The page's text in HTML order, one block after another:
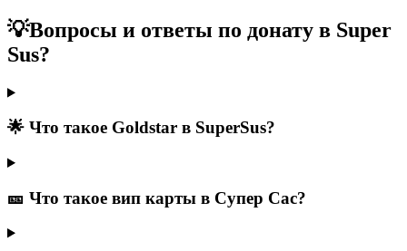
💡Вопросы и ответы по донату в Super
Sus?
🌟 Что такое Goldstar в SuperSus?
🎫 Что такое вип карты в Супер Сас?